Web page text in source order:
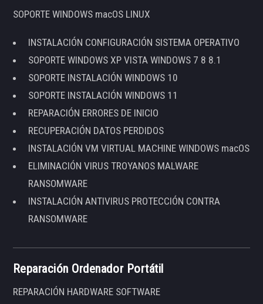
SOPORTE WINDOWS macOS LINUX
INSTALACIÓN CONFIGURACIÓN SISTEMA OPERATIVO
SOPORTE WINDOWS XP VISTA WINDOWS 7 8 8.1
SOPORTE INSTALACIÓN WINDOWS 10
SOPORTE INSTALACIÓN WINDOWS 11
REPARACIÓN ERRORES DE INICIO
RECUPERACIÓN DATOS PERDIDOS
INSTALACIÓN VM VIRTUAL MACHINE WINDOWS macOS
ELIMINACIÓN VIRUS TROYANOS MALWARE
RANSOMWARE
INSTALACIÓN ANTIVIRUS PROTECCIÓN CONTRA
RANSOMWARE
Reparación Ordenador Portátil
REPARACIÓN HARDWARE SOFTWARE